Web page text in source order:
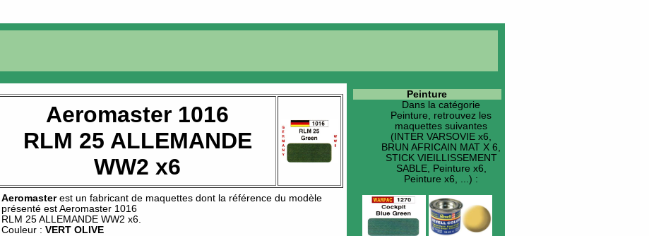
Aeromaster 1016
RLM 25 ALLEMANDE
WW2 x6
Aeromasterest un fabricant de maquettes dont la référence du modèle
présenté estAeromaster 1016
RLM 25 ALLEMANDE WW2 x6
Couleur :VERT OLIVE
Peinture
Dans la catégorie
Peinture, retrouvez les
maquettes suivantes
(INTER VARSOVIE x6,
BRUN AFRICAIN MAT X 6,
STICK VIEILLISSEMENT
SABLE, Peinture x6,
Peinture x6, ...) :